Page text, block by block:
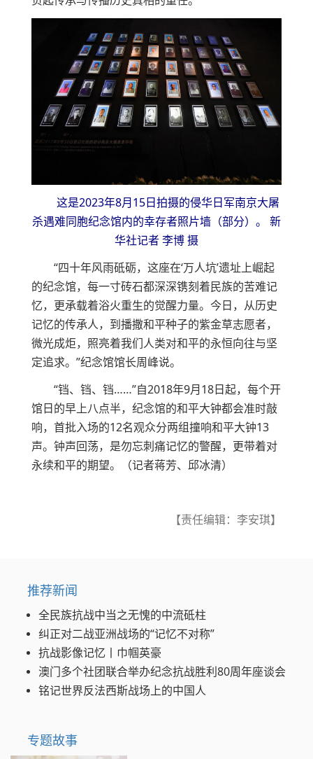
这是2023年8月15日拍摄的侵华日军南京大屠
杀遇难同胞纪念馆内的幸存者照片墙（部分）。 新
华社记者 李博 摄
“四十年风雨砥砺，这座在‘万人坑’遗址上崛起
的纪念馆，每一寸砖石都深深镌刻着民族的苦难记
忆，更承载着浴火重生的觉醒力量。今日，从历史
记忆的传承人，到播撒和平种子的紫金草志愿者，
微光成炬，照亮着我们人类对和平的永恒向往与坚
定追求。”纪念馆馆长周峰说。
“铛、铛、铛……”自2018年9月18日起，每个开
馆日的早上八点半，纪念馆的和平大钟都会准时敲
响，首批入场的12名观众分两组撞响和平大钟13
声。钟声回荡，是勿忘刺痛记忆的警醒，更带着对
永续和平的期望。（记者蒋芳、邱冰清）
【责任编辑：李安琪】
推荐新闻
全民族抗战中当之无愧的中流砥柱
纠正对二战亚洲战场的“记忆不对称”
抗战影像记忆丨巾帼英豪
澳门多个社团联合举办纪念抗战胜利80周年座谈会
铭记世界反法西斯战场上的中国人
专题故事